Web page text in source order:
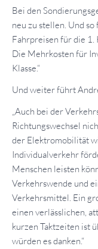
Bei den
neu zu stellen. Und
Fahrpreisen für die 1.
Die Mehrkosten für
Klasse.“
Und weiter führt
„Auch bei der
Richtungswechsel
der Elektromobilität
Individualverkehr
Menschen leisten
Verkehrswende und
Verkehrsmittel. Ein
einen verlässlichen,
kurzen Taktzeiten ist
würden es danken.“